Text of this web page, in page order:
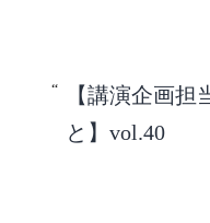
【講演企画担
と】vol.40